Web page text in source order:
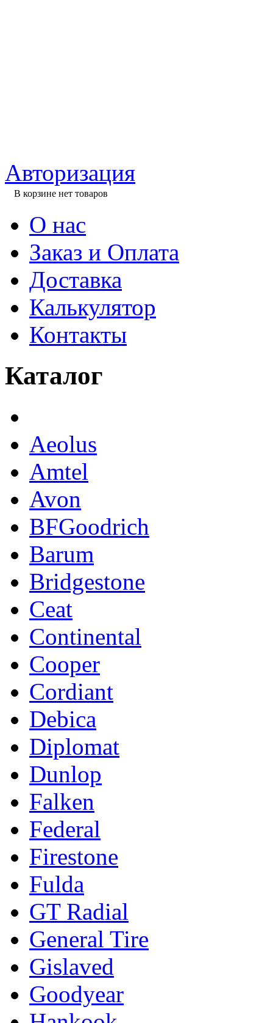
Авторизация
В корзине нет товаров
О нас
Заказ и Оплата
Доставка
Калькулятор
Контакты
Каталог
Aeolus
Amtel
Avon
BFGoodrich
Barum
Bridgestone
Ceat
Continental
Cooper
Cordiant
Debica
Diplomat
Dunlop
Falken
Federal
Firestone
Fulda
GT Radial
General Tire
Gislaved
Goodyear